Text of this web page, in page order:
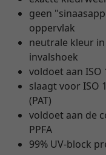
geen
oppervlak
neutrale kleur
invalshoek
voldoet aan
slaagt voor ISO
(PAT)
voldoet aan de
PPFA
99% UV-block